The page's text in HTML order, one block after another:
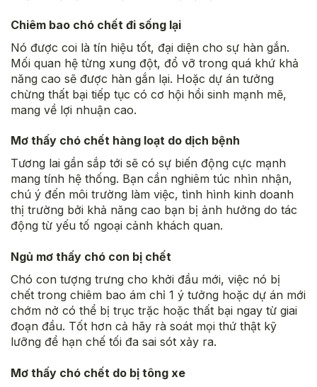
Chiêm bao chó chết đi sống lại
Nó được coi là tín hiệu tốt, đại diện cho sự hàn gắn.
Mối quan hệ từng xung đột, đổ vỡ trong quá khứ khả
năng cao sẽ được hàn gắn lại. Hoặc dự án tưởng
chừng thất bại tiếp tục có cơ hội hồi sinh mạnh mẽ,
mang về lợi nhuận cao.
Mơ thấy chó chết hàng loạt do dịch bệnh
Tương lai gần sắp tới sẽ có sự biến động cực mạnh
mang tính hệ thống. Bạn cần nghiêm túc nhìn nhận,
chú ý đến môi trường làm việc, tình hình kinh doanh
thị trường bởi khả năng cao bạn bị ảnh hưởng do tác
động từ yếu tố ngoại cảnh khách quan.
Ngủ mơ thấy chó con bị chết
Chó con tượng trưng cho khởi đầu mới, việc nó bị
chết trong chiêm bao ám chỉ 1 ý tưởng hoặc dự án mới
chớm nở có thể bị trục trặc hoặc thất bại ngay từ giai
đoạn đầu. Tốt hơn cả hãy rà soát mọi thứ thật kỹ
lưỡng để hạn chế tối đa sai sót xảy ra.
Mơ thấy chó chết do bị tông xe